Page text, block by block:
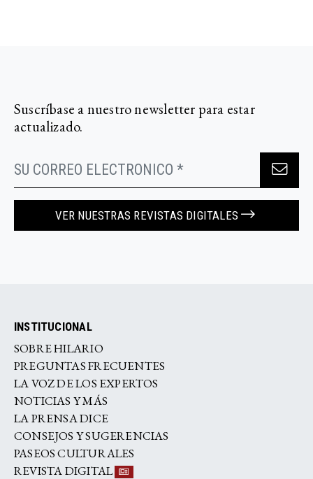
Suscríbase a nuestro newsletter para estar
actualizado.
VER NUESTRAS REVISTAS DIGITALES
INSTITUCIONAL
SOBRE HILARIO
PREGUNTAS FRECUENTES
LA VOZ DE LOS EXPERTOS
NOTICIAS Y MÁS
LA PRENSA DICE
CONSEJOS Y SUGERENCIAS
PASEOS CULTURALES
REVISTA DIGITAL